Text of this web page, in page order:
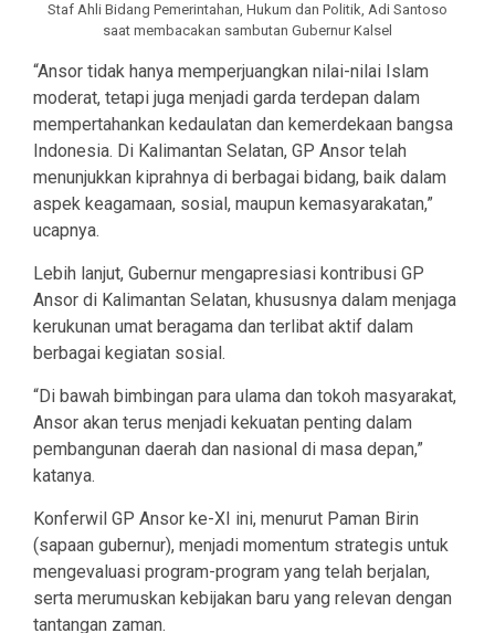
Staf Ahli Bidang Pemerintahan, Hukum dan Politik, Adi Santoso
saat membacakan sambutan Gubernur Kalsel
“Ansor tidak hanya memperjuangkan nilai-nilai Islam
moderat, tetapi juga menjadi garda terdepan dalam
mempertahankan kedaulatan dan kemerdekaan bangsa
Indonesia. Di Kalimantan Selatan, GP Ansor telah
menunjukkan kiprahnya di berbagai bidang, baik dalam
aspek keagamaan, sosial, maupun kemasyarakatan,”
ucapnya.
Lebih lanjut, Gubernur mengapresiasi kontribusi GP
Ansor di Kalimantan Selatan, khususnya dalam menjaga
kerukunan umat beragama dan terlibat aktif dalam
berbagai kegiatan sosial.
“Di bawah bimbingan para ulama dan tokoh masyarakat,
Ansor akan terus menjadi kekuatan penting dalam
pembangunan daerah dan nasional di masa depan,”
katanya.
Konferwil GP Ansor ke-XI ini, menurut Paman Birin
(sapaan gubernur), menjadi momentum strategis untuk
mengevaluasi program-program yang telah berjalan,
serta merumuskan kebijakan baru yang relevan dengan
tantangan zaman.